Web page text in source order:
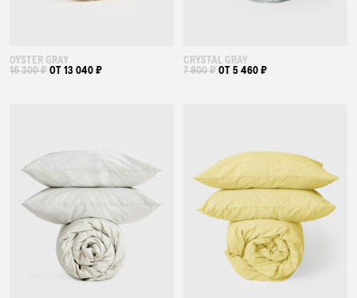
OYSTER GRAY
16 300 ₽ОТ 13 040 ₽
CRYSTAL GRAY
7 800 ₽ОТ 5 460 ₽